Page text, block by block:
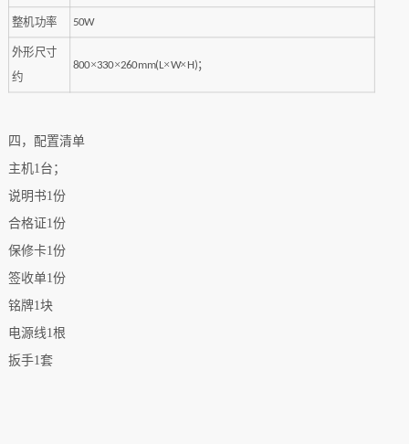
整机功率 50W
外形尺寸
约
800×330×260mm(L×W× H)；
四，配置清单
主机1 台；
说明书1份
合格证1份
保修卡1份
签收单1份
铭牌1块
电源线1根
扳手1套